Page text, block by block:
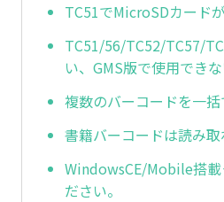
TC51でMicroSDカード
TC51/56/TC52/TC57/
い、GMS版で使用できな
複数のバーコードを一
書籍バーコードは読み
WindowsCE/Mobile搭載
ださい。